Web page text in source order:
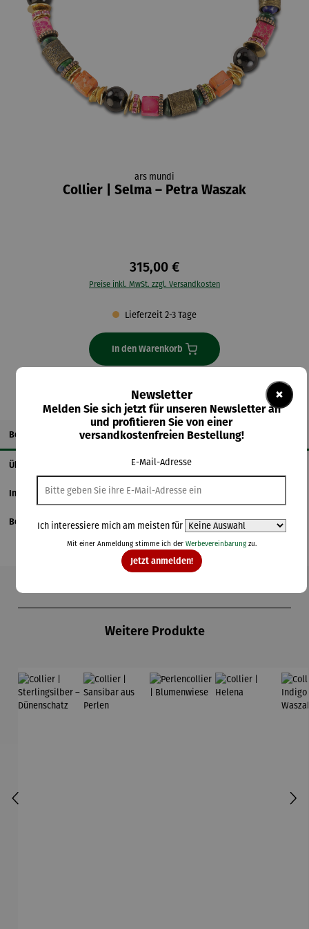
ars mundi
Collier | Selma – Petra Waszak
315,00 €
Preise inkl. MwSt. zzgl. Versandkosten
Lieferzeit 2-3 Tage
In den Warenkorb
Beschreibung
Über den Künstler
Informationen zum Hersteller
Bewertungen
Weitere Produkte
×
Newsletter
Melden Sie sich jetzt für unseren Newsletter an
und profitieren Sie von einer
versandkostenfreien Bestellung!
E-Mail-Adresse
Ich interessiere mich am meisten für
Mit einer Anmeldung stimme ich der Werbevereinbarungzu.
Jetzt anmelden!